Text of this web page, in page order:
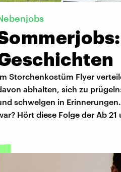
Storchenkostüm Flyer
abhalten, sich zu
schwelgen in
Hört diese Folge der Ab